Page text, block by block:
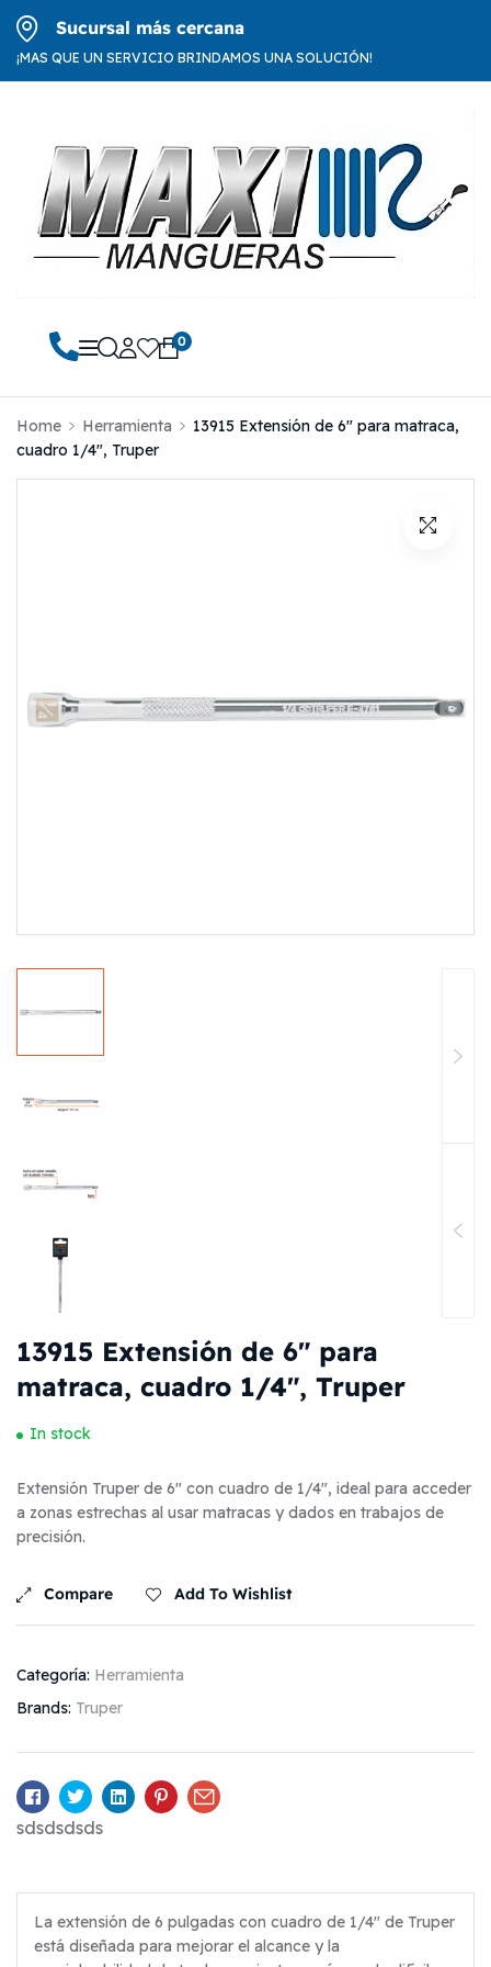
Sucursal más cercana
¡MAS QUE UN SERVICIO BRINDAMOS UNA SOLUCIÓN!
0
Home Herramienta
13915 Extensión de 6″ para matraca,
cuadro 1/4″, Truper
13915 Extensión de 6″ para
matraca, cuadro 1/4″, Truper
In stock
Extensión Truper de 6″ con cuadro de 1/4″, ideal para acceder
a zonas estrechas al usar matracas y dados en trabajos de
precisión.
Compare Add To Wishlist
Categoría: Herramienta
Brands: Truper
Facebook
TwitterLinkedinPinterestEmail
sdsdsdsds
La extensión de 6 pulgadas con cuadro de 1/4″ de Truper
está diseñada para mejorar el alcance y la